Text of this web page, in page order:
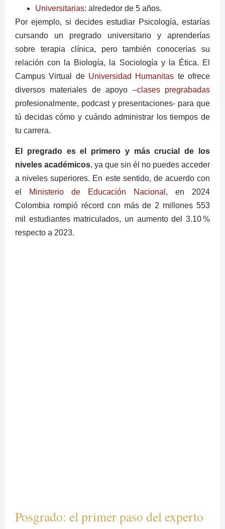
Universitarias: alrededor de 5 años.
Por ejemplo, si decides estudiar Psicología, estarías
cursando un pregrado universitario y aprenderías
sobre terapia clínica, pero también conocerías su
relación con la Biología, la Sociología y la Ética. El
Campus Virtual de Universidad Humanitas te ofrece
diversos materiales de apoyo –clases pregrabadas
profesionalmente, podcast y presentaciones- para que
tú decidas cómo y cuándo administrar los tiempos de
tu carrera.
El pregrado es el primero y más crucial de los
niveles académicos, ya que sin él no puedes acceder
a niveles superiores. En este sentido, de acuerdo con
el
Ministerio de Educación Nacional , en 2024
Colombia rompió récord con más de 2 millones 553
mil estudiantes matriculados, un aumento del 3.10 %
respecto a 2023.
Posgrado: el primer paso del experto